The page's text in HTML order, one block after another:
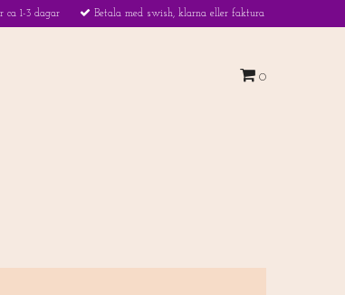
ca 1-3 dagar Betala med swish, klarna eller faktura
0